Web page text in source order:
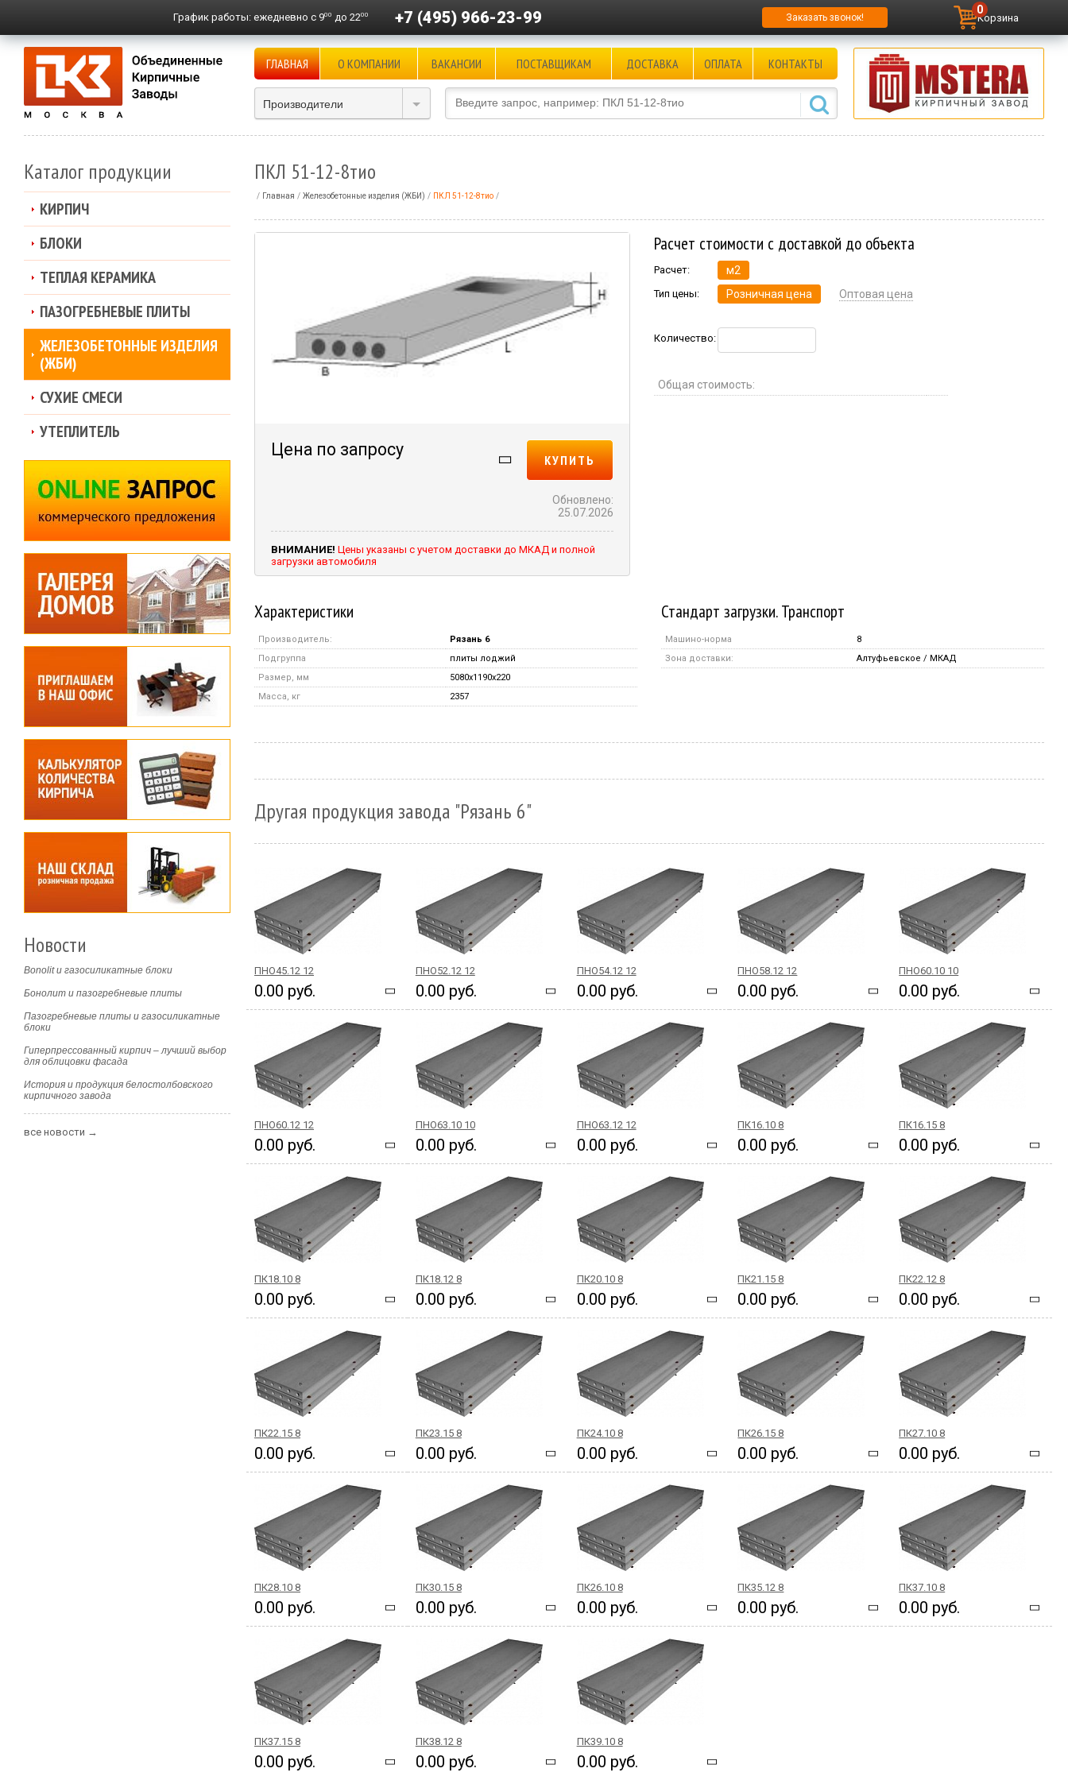
График работы: ежедневно с 900 до 2200 +7 (495) 966-23-99 Заказать звонок! Корзина
0
ГЛАВНАЯ О КОМПАНИИ ВАКАНСИИ ПОСТАВЩИКАМ ДОСТАВКА ОПЛАТА КОНТАКТЫ
Производители
ПКЛ 51-12-8тио
Главная Железобетонные изделия (ЖБИ) ПКЛ 51-12-8тио
Цена по запросу
КУПИТЬ
Обновлено:
25.07.2026
ВНИМАНИЕ! Цены указаны с учетом доставки до МКАД и полной
загрузки автомобиля
Расчет стоимости с доставкой до объекта
Расчет: м2
Тип цены: Розничная цена Оптовая цена
Количество:
Общая стоимость:
Характеристики
Производитель:
Рязань 6
Подгруппа
плиты лоджий
Размер, мм
5080x1190x220
Масса, кг
2357
Стандарт загрузки. Транспорт
Машино-норма
8
Зона доставки:
Алтуфьевское / МКАД
Другая продукция завода "Рязань 6"
ПНО45.12 12
0.00 руб.
ПНО52.12 12
0.00 руб.
ПНО54.12 12
0.00 руб.
ПНО58.12 12
0.00 руб.
ПНО60.10 10
0.00 руб.
ПНО60.12 12
0.00 руб.
ПНО63.10 10
0.00 руб.
ПНО63.12 12
0.00 руб.
ПК16.10 8
0.00 руб.
ПК16.15 8
0.00 руб.
ПК18.10 8
0.00 руб.
ПК18.12 8
0.00 руб.
ПК20.10 8
0.00 руб.
ПК21.15 8
0.00 руб.
ПК22.12 8
0.00 руб.
ПК22.15 8
0.00 руб.
ПК23.15 8
0.00 руб.
ПК24.10 8
0.00 руб.
ПК26.15 8
0.00 руб.
ПК27.10 8
0.00 руб.
ПК28.10 8
0.00 руб.
ПК30.15 8
0.00 руб.
ПК26.10 8
0.00 руб.
ПК35.12 8
0.00 руб.
ПК37.10 8
0.00 руб.
ПК37.15 8
0.00 руб.
ПК38.12 8
0.00 руб.
ПК39.10 8
0.00 руб.
Каталог продукции
КИРПИЧ
БЛОКИ
ТЕПЛАЯ КЕРАМИКА
ПАЗОГРЕБНЕВЫЕ ПЛИТЫ
ЖЕЛЕЗОБЕТОННЫЕ ИЗДЕЛИЯ
(ЖБИ)
СУХИЕ СМЕСИ
УТЕПЛИТЕЛЬ
Новости
Bonolit и газосиликатные блоки
Бонолит и пазогребневые плиты
Пазогребневые плиты и газосиликатные
блоки
Гиперпрессованный кирпич – лучший выбор
для облицовки фасада
История и продукция белостолбовского
кирпичного завода
все новости →